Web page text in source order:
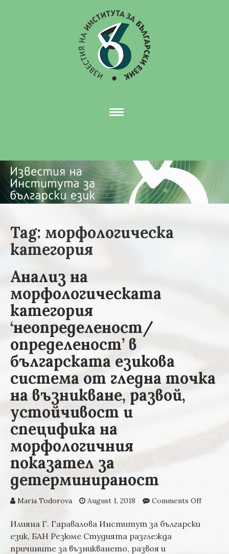
Tag: морфологическа
категория
Анализ на
морфологическата
категория
‘неопределеност/
определеност’ в
българската езикова
система от гледна точка
на възникване, развой,
устойчивост и
специфика на
морфологичния
показател за
детерминираност
Maria Todorova August 1, 2018 Comments Offon
Илияна Г. Гаравалова Институт за български
език, БАН Резюме Студията разглежда
причините за възникването, развоя и